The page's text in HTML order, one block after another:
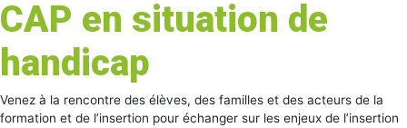
CAP en situation de
handicap
Venez à la rencontre des élèves, des familles et des acteurs de la
formation et de l’insertion pour échanger sur les enjeux de l’insertion